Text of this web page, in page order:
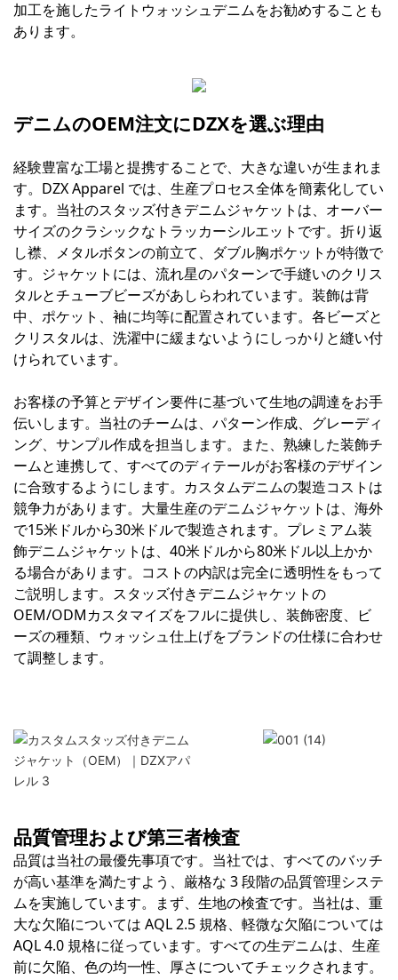
加工を施したライトウォッシュデニムをお勧めすることも
あります。
デニムのOEM注文にDZXを選ぶ理由
経験豊富な工場と提携することで、大きな違いが生まれま
す。DZX Apparel では、生産プロセス全体を簡素化してい
ます。当社のスタッズ付きデニムジャケットは、オーバー
サイズのクラシックなトラッカーシルエットです。折り返
し襟、メタルボタンの前立て、ダブル胸ポケットが特徴で
す。ジャケットには、流れ星のパターンで手縫いのクリス
タルとチューブビーズがあしらわれています。装飾は背
中、ポケット、袖に均等に配置されています。各ビーズと
クリスタルは、洗濯中に緩まないようにしっかりと縫い付
けられています。
お客様の予算とデザイン要件に基づいて生地の調達をお手
伝いします。当社のチームは、パターン作成、グレーディ
ング、サンプル作成を担当します。また、熟練した装飾チ
ームと連携して、すべてのディテールがお客様のデザイン
に合致するようにします。カスタムデニムの製造コストは
競争力があります。大量生産のデニムジャケットは、海外
で15米ドルから30米ドルで製造されます。プレミアム装
飾デニムジャケットは、40米ドルから80米ドル以上かか
る場合があります。コストの内訳は完全に透明性をもって
ご説明します。スタッズ付きデニムジャケットの
OEM/ODMカスタマイズをフルに提供し、装飾密度、ビ
ーズの種類、ウォッシュ仕上げをブランドの仕様に合わせ
て調整します。
品質管理および第三者検査
品質は当社の最優先事項です。当社では、すべてのバッチ
が高い基準を満たすよう、厳格な 3 段階の品質管理システ
ムを実施しています。まず、生地の検査です。当社は、重
大な欠陥については AQL 2.5 規格、軽微な欠陥については
AQL 4.0 規格に従っています。すべての生デニムは、生産
前に欠陥、色の均一性、厚さについてチェックされます。